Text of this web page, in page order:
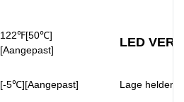
122℉[50℃]
[Aangepast]
LED
[-5℃][Aangepast] Lage